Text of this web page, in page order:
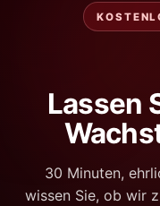
Lassen
30 Minuten,
wissen Sie, ob wir